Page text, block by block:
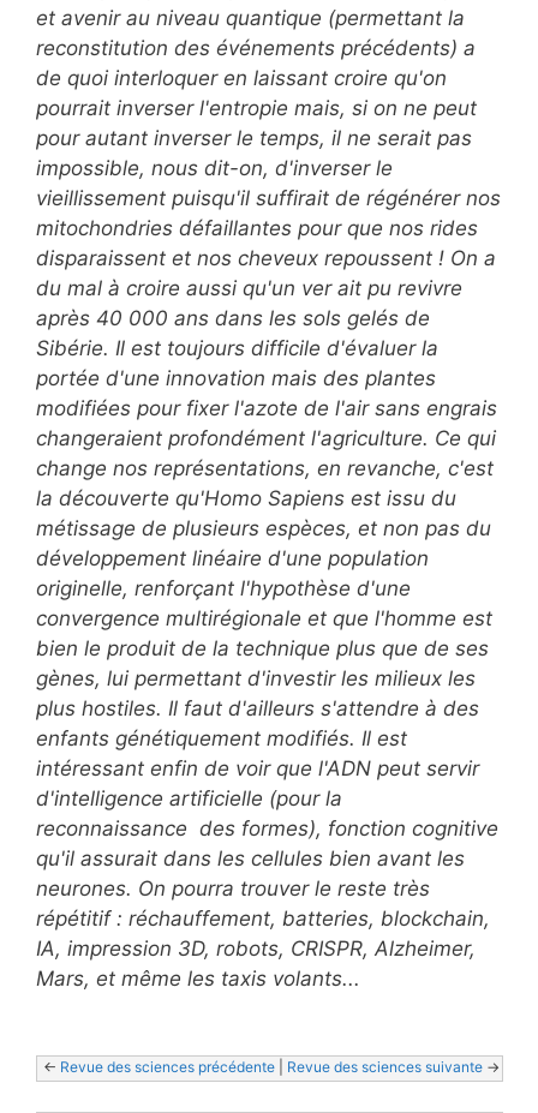
et avenir au niveau quantique (permettant la
reconstitution des événements précédents) a
de quoi interloquer en laissant croire qu'on
pourrait inverser l'entropie mais, si on ne peut
pour autant inverser le temps, il ne serait pas
impossible, nous dit-on, d'inverser le
vieillissement puisqu'il suffirait de régénérer nos
mitochondries défaillantes pour que nos rides
disparaissent et nos cheveux repoussent ! On a
du mal à croire aussi qu'un ver ait pu revivre
après 40 000 ans dans les sols gelés de
Sibérie. Il est toujours difficile d'évaluer la
portée d'une innovation mais des plantes
modifiées pour fixer l'azote de l'air sans engrais
changeraient profondément l'agriculture. Ce qui
change nos représentations, en revanche, c'est
la découverte qu'Homo Sapiens est issu du
métissage de plusieurs espèces, et non pas du
développement linéaire d'une population
originelle, renforçant l'hypothèse d'une
convergence multirégionale et que l'homme est
bien le produit de la technique plus que de ses
gènes, lui permettant d'investir les milieux les
plus hostiles. Il faut d'ailleurs s'attendre à des
enfants génétiquement modifiés. Il est
intéressant enfin de voir que l'ADN peut servir
d'intelligence artificielle (pour la
reconnaissance des formes), fonction cognitive
qu'il assurait dans les cellules bien avant les
neurones. On pourra trouver le reste très
répétitif : réchauffement, batteries, blockchain,
IA, impression 3D, robots, CRISPR, Alzheimer,
Mars, et même les taxis volants...
<- Revue des sciences précédente Revue des sciences suivante ->